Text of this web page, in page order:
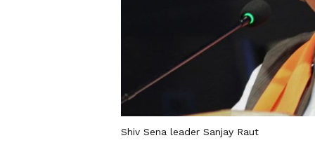
Shiv Sena leader Sanjay Raut